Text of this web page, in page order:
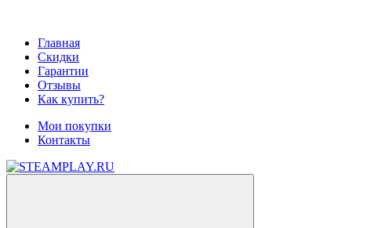
Главная
Скидки
Гарантии
Отзывы
Как купить?
Мои покупки
Контакты